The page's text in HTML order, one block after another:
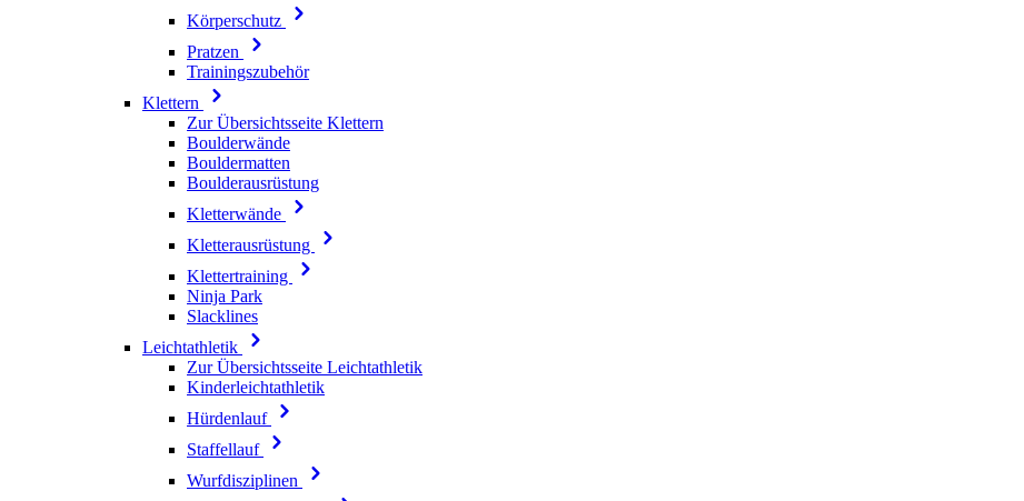
Körperschutz
Pratzen
Trainingszubehör
Klettern
Zur Übersichtsseite Klettern
Boulderwände
Bouldermatten
Boulderausrüstung
Kletterwände
Kletterausrüstung
Klettertraining
Ninja Park
Slacklines
Leichtathletik
Zur Übersichtsseite Leichtathletik
Kinderleichtathletik
Hürdenlauf
Staffellauf
Wurfdisziplinen